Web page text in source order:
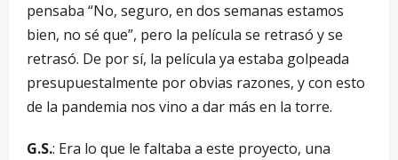
pensaba “No, seguro, en dos semanas estamos
bien, no sé que”, pero la película se retrasó y se
retrasó. De por sí, la película ya estaba golpeada
presupuestalmente por obvias razones, y con esto
de la pandemia nos vino a dar más en la torre.
G.S.: Era lo que le faltaba a este proyecto, una